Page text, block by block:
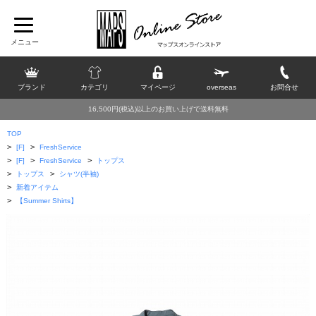
ブランド カテゴリ マイページ overseas お問合せ
16,500円(税込)以上のお買い上げで送料無料
TOP
> [F] > FreshService
> [F] > FreshService > トップス
> トップス > シャツ(半袖)
> 新着アイテム
> 【Summer Shirts】